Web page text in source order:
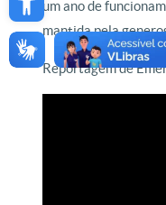
um ano de
mantida pela
Reportagem de